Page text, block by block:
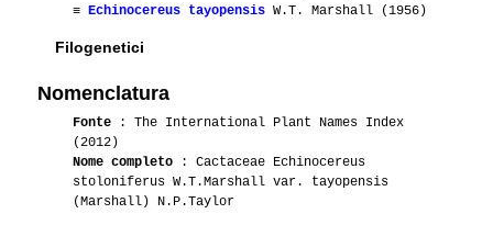
≡ Echinocereus tayopensis W.T. Marshall (1956)
Filogenetici
Nomenclatura
Fonte : The International Plant Names Index
(2012)
Nome completo : Cactaceae Echinocereus
stoloniferus W.T.Marshall var. tayopensis
(Marshall) N.P.Taylor